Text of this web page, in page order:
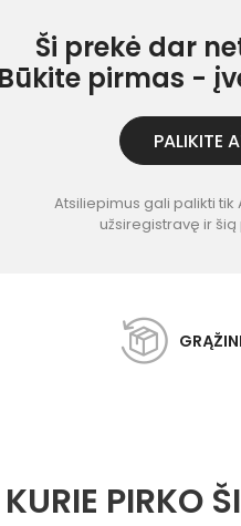
Ši prekė dar
Būkite pirmas -
PALIKITE
Atsiliepimus gali palikti
užsiregistravę ir
PIRKO